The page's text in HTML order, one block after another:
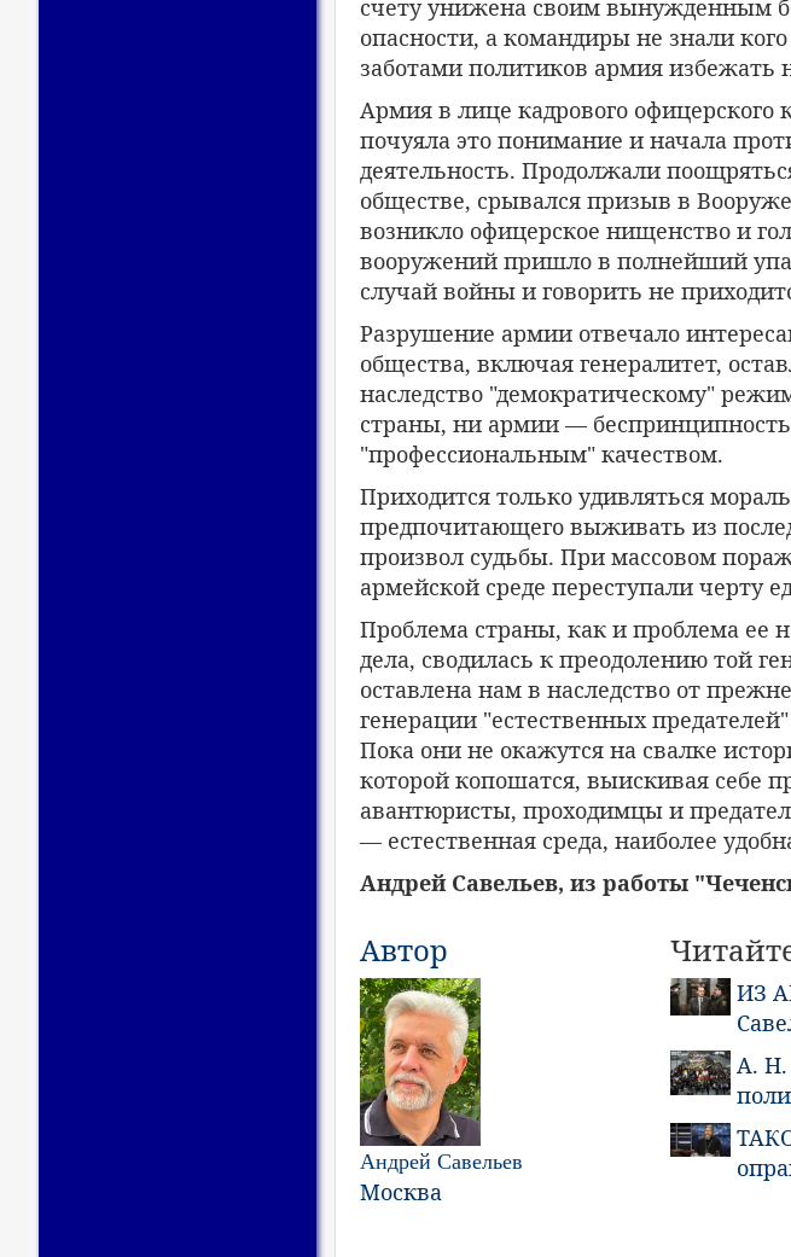
счету унижена своим вынужденным
опасности, а командиры не знали
заботами политиков армия избежать
Армия в лице кадрового офицерского
почуяла это понимание и начала
деятельность. Продолжали
обществе, срывался призыв в
возникло офицерское нищенство и
вооружений пришло в полнейший
случай войны и говорить не
Разрушение армии отвечало
общества, включая генералитет,
наследство "демократическому"
страны, ни армии —
"профессиональным" качеством.
Приходится только удивляться
предпочитающего выживать из
произвол судьбы. При массовом
армейской среде переступали черту
Проблема страны, как и проблема ее
дела, сводилась к преодолению той
оставлена нам в наследство от
генерации "естественных
Пока они не окажутся на свалке
которой копошатся, выискивая себе
авантюристы, проходимцы и
— естественная среда, наиболее
Андрей Савельев, из работы
Автор
Андрей Савельев
Москва
ИЗ
А. Н.